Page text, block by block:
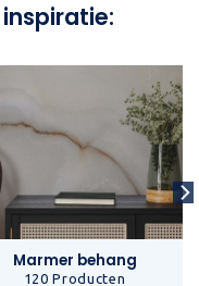
Marmer behang
120 Producten